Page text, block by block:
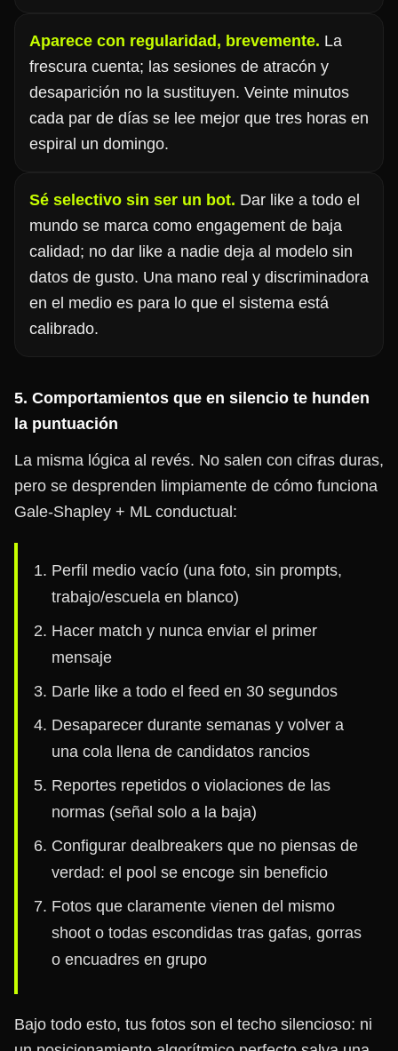
Aparece con regularidad, brevemente. La
frescura cuenta; las sesiones de atracón y
desaparición no la sustituyen. Veinte minutos
cada par de días se lee mejor que tres horas en
espiral un domingo.
Sé selectivo sin ser un bot. Dar like a todo el
mundo se marca como engagement de baja
calidad; no dar like a nadie deja al modelo sin
datos de gusto. Una mano real y discriminadora
en el medio es para lo que el sistema está
calibrado.
5. Comportamientos que en silencio te hunden
la puntuación
La misma lógica al revés. No salen con cifras duras,
pero se desprenden limpiamente de cómo funciona
Gale-Shapley + ML conductual:
Perfil medio vacío (una foto, sin prompts,
trabajo/escuela en blanco)
Hacer match y nunca enviar el primer
mensaje
Darle like a todo el feed en 30 segundos
Desaparecer durante semanas y volver a
una cola llena de candidatos rancios
Reportes repetidos o violaciones de las
normas (señal solo a la baja)
Configurar dealbreakers que no piensas de
verdad: el pool se encoge sin beneficio
Fotos que claramente vienen del mismo
shoot o todas escondidas tras gafas, gorras
o encuadres en grupo
Bajo todo esto, tus fotos son el techo silencioso: ni